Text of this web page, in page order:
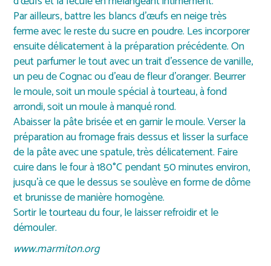
Par ailleurs, battre les blancs d’œufs en neige très
ferme avec le reste du sucre en poudre. Les incorporer
ensuite délicatement à la préparation précédente. On
peut parfumer le tout avec un trait d’essence de vanille,
un peu de Cognac ou d’eau de fleur d’oranger. Beurrer
le moule, soit un moule spécial à tourteau, à fond
arrondi, soit un moule à manqué rond.
Abaisser la pâte brisée et en garnir le moule. Verser la
préparation au fromage frais dessus et lisser la surface
de la pâte avec une spatule, très délicatement. Faire
cuire dans le four à 180°C pendant 50 minutes environ,
jusqu’à ce que le dessus se soulève en forme de dôme
et brunisse de manière homogène.
Sortir le tourteau du four, le laisser refroidir et le
démouler.
www.marmiton.org